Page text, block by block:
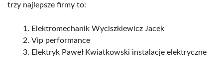
trzy najlepsze firmy to:
Elektromechanik Wyciszkiewicz Jacek
Vip performance
Elektryk Paweł Kwiatkowski instalacje elektryczne